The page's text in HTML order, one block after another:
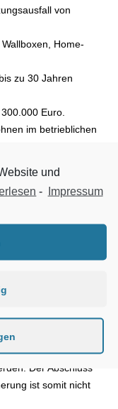
von
Home-
zu 30 Jahren
Euro.
im betrieblichen
Bearbeitungs-
Übernimmt der
für deren
Planungsrisiko für
Der Abschluss
ist somit nicht
und
- Impressum